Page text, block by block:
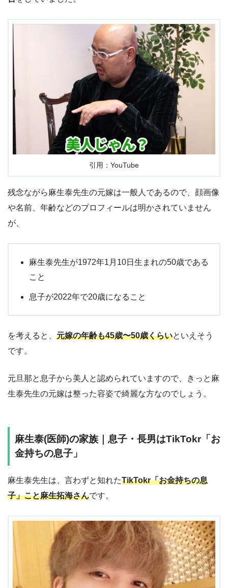
引用：YouTube
残念ながら麻生泰先生の元嫁は一般人であるので、顔画像
や名前、年齢などのプロフィールは明かされていません
が、
麻生泰先生が1972年1月10日生まれの50歳である
こと
息子が2022年で20歳になること
を考えると、 元嫁の年齢も45歳〜50歳くらいといえそう
です。
元旦那と息子から美人と認められていますので、きっと麻
生泰先生の元嫁は整った容姿で綺麗な方なのでしょう。
麻生泰(医師)の家族｜息子・長男はTikTokr「お
金持ちの息子」
麻生泰先生は、言わずと知れたTikTokr「お金持ちの息
子」こと麻生拓海さんです。